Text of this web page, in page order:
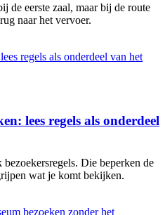
de eerste zaal, maar bij de route
naar het vervoer.
lees regels als onderdeel
Die beperken de
wat je komt bekijken.